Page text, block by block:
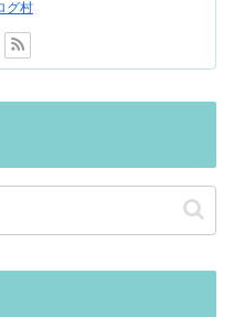
グ村